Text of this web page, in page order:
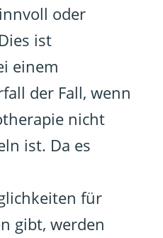
oder
ist
einem
der Fall, wenn
nicht
ist. Da es
für
gibt, werden